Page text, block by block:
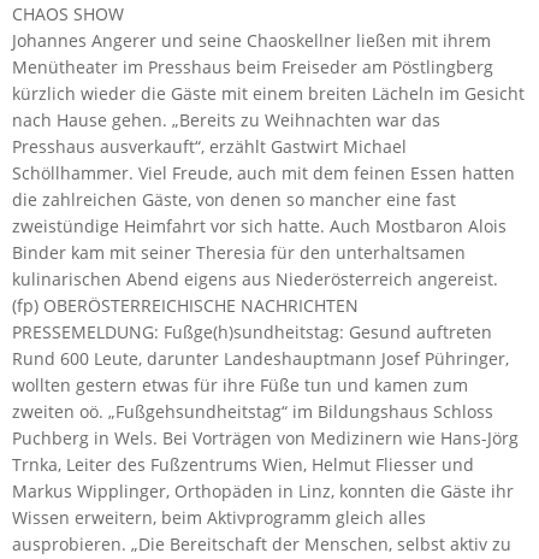
CHAOS SHOW
Johannes Angerer und seine Chaoskellner ließen mit ihrem
Menütheater im Presshaus beim Freiseder am Pöstlingberg
kürzlich wieder die Gäste mit einem breiten Lächeln im Gesicht
nach Hause gehen. „Bereits zu Weihnachten war das
Presshaus ausverkauft“, erzählt Gastwirt Michael
Schöllhammer. Viel Freude, auch mit dem feinen Essen hatten
die zahlreichen Gäste, von denen so mancher eine fast
zweistündige Heimfahrt vor sich hatte. Auch Mostbaron Alois
Binder kam mit seiner Theresia für den unterhaltsamen
kulinarischen Abend eigens aus Niederösterreich angereist.
(fp) OBERÖSTERREICHISCHE NACHRICHTEN
PRESSEMELDUNG: Fußge(h)sundheitstag: Gesund auftreten
Rund 600 Leute, darunter Landeshauptmann Josef Pühringer,
wollten gestern etwas für ihre Füße tun und kamen zum
zweiten oö. „Fußgehsundheitstag“ im Bildungshaus Schloss
Puchberg in Wels. Bei Vorträgen von Medizinern wie Hans-Jörg
Trnka, Leiter des Fußzentrums Wien, Helmut Fliesser und
Markus Wipplinger, Orthopäden in Linz, konnten die Gäste ihr
Wissen erweitern, beim Aktivprogramm gleich alles
ausprobieren. „Die Bereitschaft der Menschen, selbst aktiv zu